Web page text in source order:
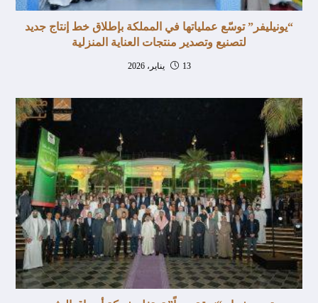
“يونيليفر” توسّع عملياتها في المملكة بإطلاق خط إنتاج جديد
لتصنيع وتصدير منتجات العناية المنزلية
13 يناير، 2026